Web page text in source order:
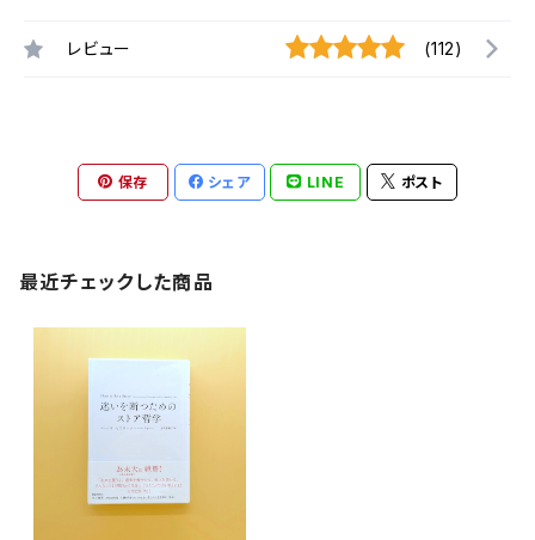
レビュー (112)
保存 シェア LINE ポスト
最近チェックした商品